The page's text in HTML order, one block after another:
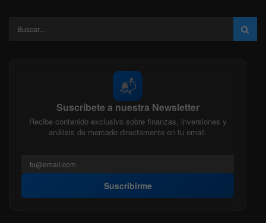
📬
Suscríbete a nuestra Newsletter
Recibe contenido exclusivo sobre finanzas, inversiones y
análisis de mercado directamente en tu email.
Suscribirme